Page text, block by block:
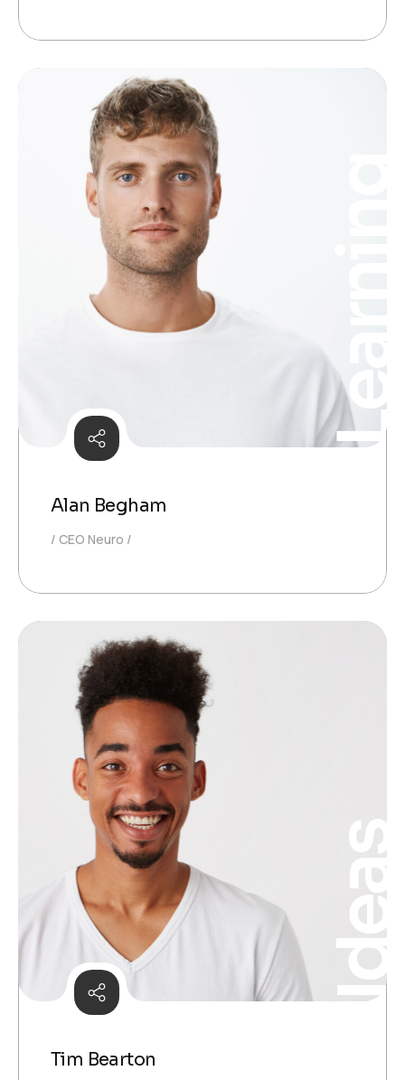
Alan Begham
CEO Neuro
Tim Bearton